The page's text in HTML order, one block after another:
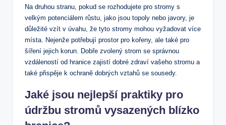
Na druhou stranu, pokud se rozhodujete pro stromy s
velkým potenciálem růstu, jako jsou topoly nebo javory, je
důležité vzít v úvahu, že tyto stromy mohou vyžadovat více
místa. Nejenže potřebují prostor pro kořeny, ale také pro
šíření jejich korun. Dobře zvolený strom se správnou
vzdáleností od hranice zajistí dobré zdraví vašeho stromu a
také přispěje k ochraně dobrých vztahů se sousedy.
Jaké jsou nejlepší praktiky pro
údržbu stromů vysazených blízko